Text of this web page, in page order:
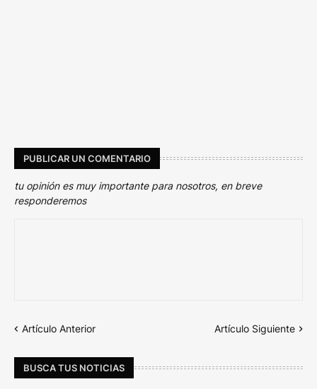
PUBLICAR UN COMENTARIO
tu opinión es muy importante para nosotros, en breve
responderemos
Artículo Anterior Artículo Siguiente
BUSCA TUS NOTICIAS